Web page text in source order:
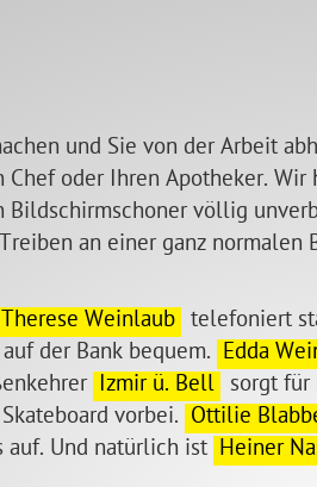
und Sie von der Arbeit
oder Ihren Apotheker. Wir
Bildschirmschoner völlig
an einer ganz normalen
Therese Weinlaub telefoniert
der Bank bequem. Edda
Izmir ü. Bell
sorgt für
vorbei. Ottilie
auf. Und natürlich ist Heiner